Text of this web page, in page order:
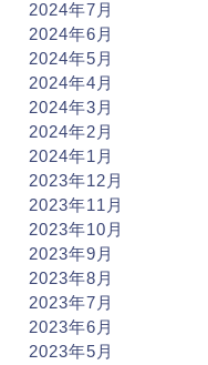
2024年7月
2024年6月
2024年5月
2024年4月
2024年3月
2024年2月
2024年1月
2023年12月
2023年11月
2023年10月
2023年9月
2023年8月
2023年7月
2023年6月
2023年5月